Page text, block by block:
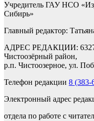
Учредитель ГАУ НСО
Сибирь»
Главный редактор:
АДРЕС РЕДАКЦИИ:
Чистоозёрный район,
р.п. Чистоозерное, ул.
Телефон редакции 8 (383-
Электронный адрес
отдела по работе с